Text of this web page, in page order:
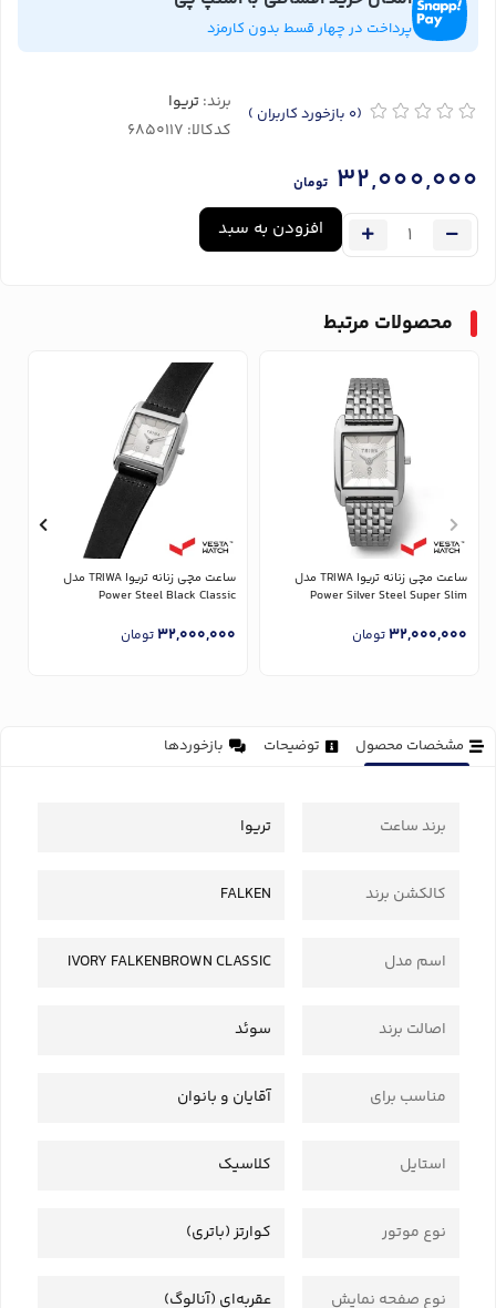
پرداخت در چهار قسط بدون کارمزد
(0 بازخورد کاربران ) برند:تریوا
کدکالا:
32,000,000 تومان
افزودن به سبد
محصولات مرتبط
ساعت مچی زنانه تریوا TRIWA مدل
Power Silver Steel Super Slim
32,000,000تومان
ساعت مچی زنانه تریوا TRIWA مدل
Power Steel Black Classic
32,000,000تومان
مشخصات محصول توضیحات بازخوردها
برند ساعت تریوا
کالکشن برند FALKEN
اسم مدل IVORY FALKENBROWN CLASSIC
اصالت برند سوئد
مناسب برای آقایان و بانوان
استایل کلاسیک
نوع موتور کوارتز (باتری)
نوع صفحه نمایش عقربه‌ای (آنالوگ)